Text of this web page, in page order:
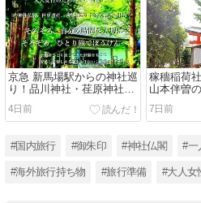
京急 新馬場駅からの神社巡
り！品川神社・荏原神社を
巡る約二時間コース
4日前
稼穡稲荷
山本伴曽
る神社巡
区）
7日前
#国内旅行 #御朱印 #神社仏閣 #一
#海外旅行持ち物 #旅行準備 #大人女